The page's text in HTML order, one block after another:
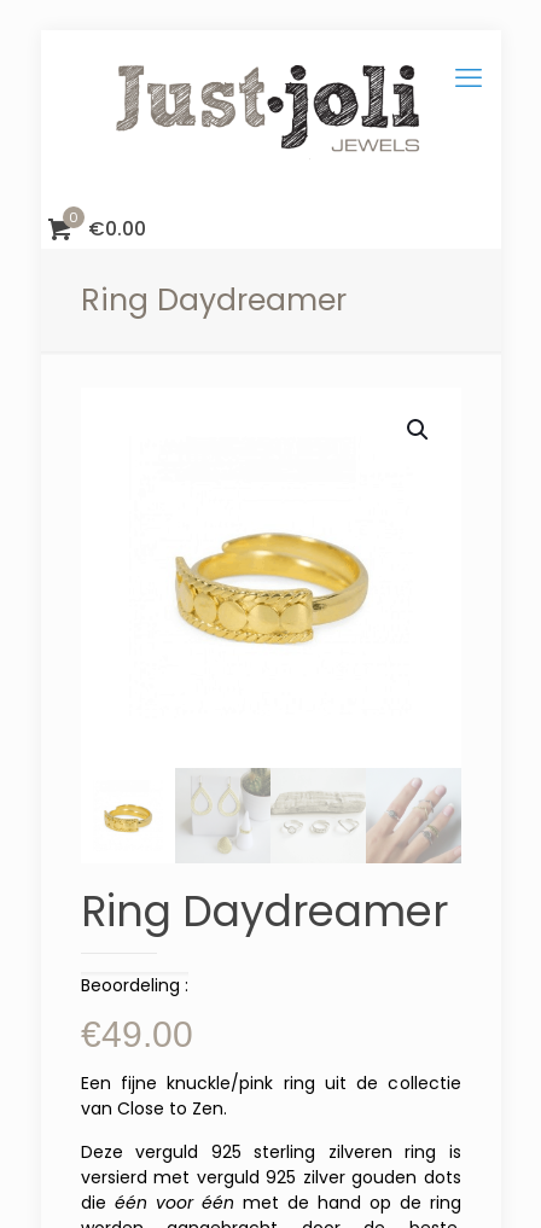
0 €0.00
Ring Daydreamer
Ring Daydreamer
Beoordeling :
€49.00
Een fijne knuckle/pink ring uit de collectie
van Close to Zen.
Deze verguld 925 sterling zilveren ring is
versierd met verguld 925 zilver gouden dots
die één voor één met de hand op de ring